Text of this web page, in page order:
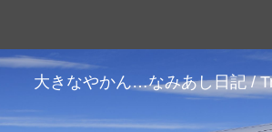
大きなやかん…なみあし日記 /